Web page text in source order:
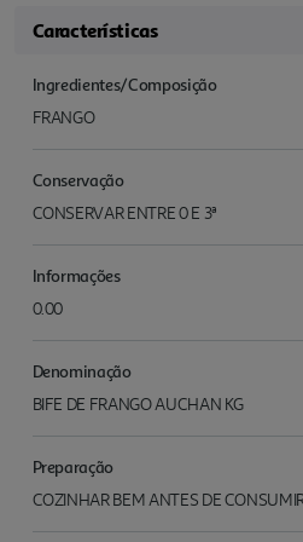
Características
Ingredientes/Composição
FRANGO
Conservação
CONSERVAR ENTRE 0 E 3ª
Informações
0.00
Denominação
BIFE DE FRANGO AUCHAN KG
Preparação
COZINHAR BEM ANTES DE